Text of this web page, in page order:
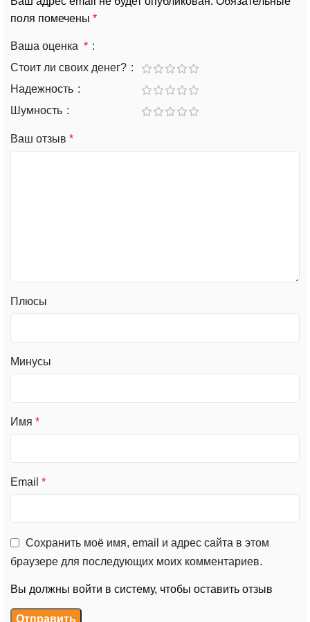
поля помечены *
Ваша оценка *
Стоит ли своих денег?
Надежность
Шумность
Ваш отзыв *
Плюсы
Минусы
Имя *
Email *
Сохранить моё имя, email и адрес сайта в этом
браузере для последующих моих комментариев.
Вы должны войти в систему, чтобы оставить отзыв